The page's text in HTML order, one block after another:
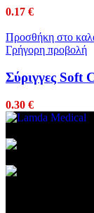
0.17 €
Προσθήκη στο
Γρήγορη προβολή
Σύριγγες Soft
0.30 €